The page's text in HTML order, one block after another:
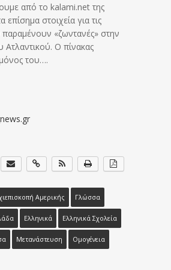
από το kalami.net της
επίσημα στοιχεία για τις
«ζωντανές» στην
Ατλαντικού. Ο πίνακας
του….
Αμερικής Γλώσσα
Ελληνικά Ελληνικά Σχολεία
Μετανάστευση Ομογένεια